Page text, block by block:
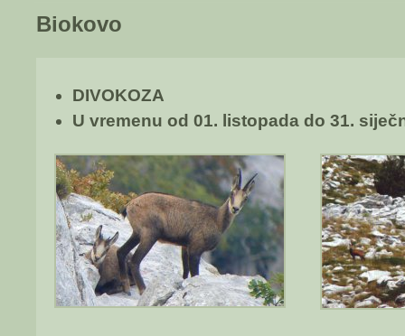
Biokovo
DIVOKOZA
U vremenu od 01. listopada do 31.